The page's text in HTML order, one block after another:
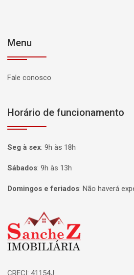
Menu
Fale conosco
Horário de funcionamento
Seg à sex: 9h às 18h
Sábados: 9h às 13h
Domingos e feriados: Não haverá
Página inicial
CRECI: 41154J